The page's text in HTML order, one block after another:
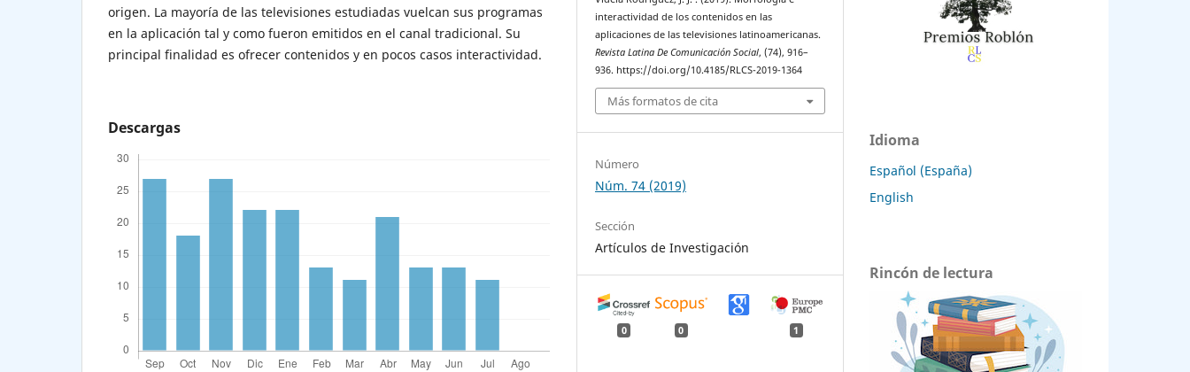
origen. La mayoría de las televisiones estudiadas vuelcan sus programas
en la aplicación tal y como fueron emitidos en el canal tradicional. Su
principal finalidad es ofrecer contenidos y en pocos casos interactividad.
Descargas
interactividad de los contenidos en las
aplicaciones de las televisiones latinoamericanas.
Revista Latina De Comunicación Social, (74), 916–
936. https://doi.org/10.4185/RLCS-2019-1364
Más formatos de cita
Número
Núm. 74 (2019)
Sección
Artículos de Investigación
0 0 1
Idioma
Español (España)
English
Rincón de lectura